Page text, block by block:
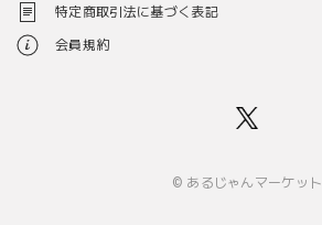
特定商取引法に基づく表記
会員規約
© あるじゃんマーケット